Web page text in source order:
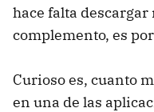
hace falta
complemento, es
Curioso es, cuanto
en una de las